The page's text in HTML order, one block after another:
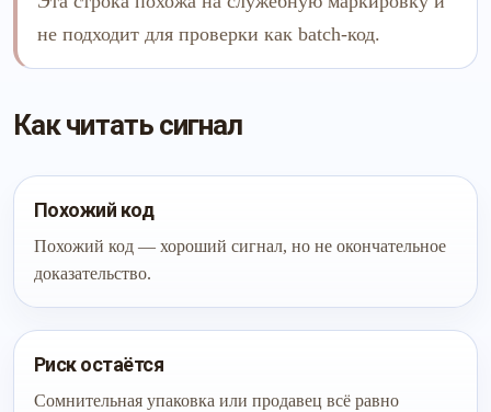
не подходит для проверки как batch-код.
Как читать сигнал
Похожий код
Похожий код — хороший сигнал, но не окончательное
доказательство.
Риск остаётся
Сомнительная упаковка или продавец всё равно